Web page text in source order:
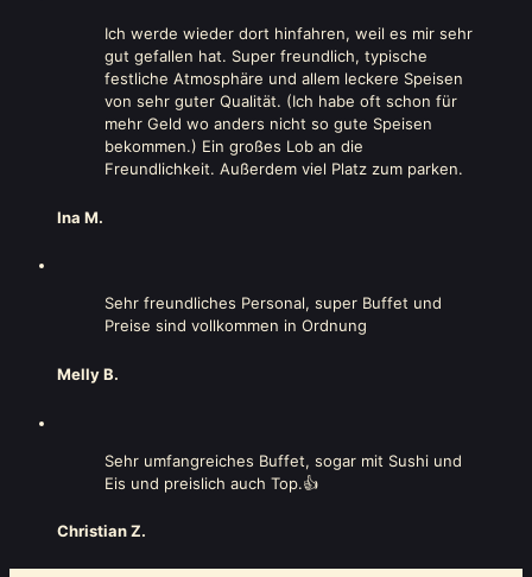
Ich werde wieder dort hinfahren, weil es mir sehr
gut gefallen hat. Super freundlich, typische
festliche Atmosphäre und allem leckere Speisen
von sehr guter Qualität. (Ich habe oft schon für
mehr Geld wo anders nicht so gute Speisen
bekommen.) Ein großes Lob an die
Freundlichkeit. Außerdem viel Platz zum parken.
Ina M.
Sehr freundliches Personal, super Buffet und
Preise sind vollkommen in Ordnung
Melly B.
Sehr umfangreiches Buffet, sogar mit Sushi und
Eis und preislich auch Top.👍
Christian Z.